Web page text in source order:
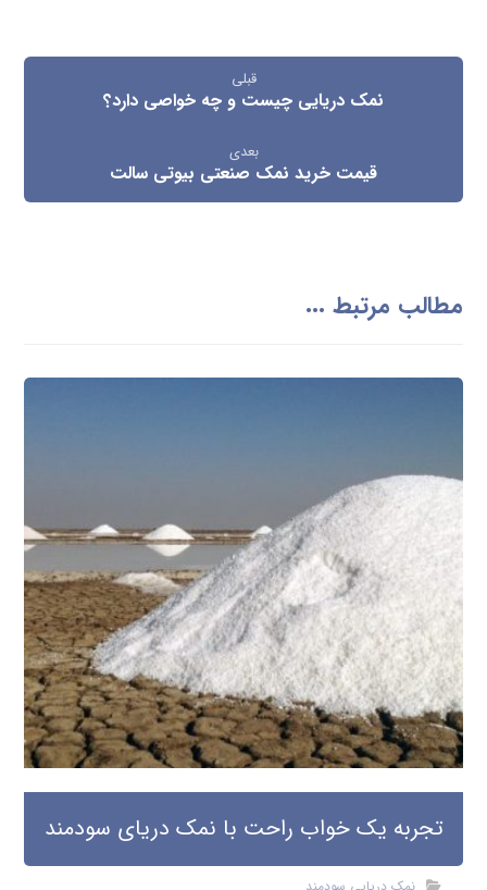
قبلی
نمک دریایی چیست و چه خواصی دارد؟
بعدی
قیمت خرید نمک صنعتی بیوتی سالت
مطالب مرتبط ...
تجربه یک خواب راحت با نمک دریای سودمند
نمک دریایی سودمند